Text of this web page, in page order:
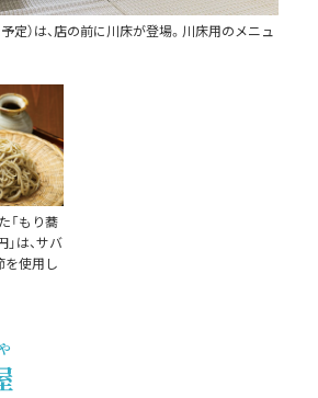
定）は、店の前に川床が登場。川床用のメニュ
「もり蕎
は、サバ
を使用し